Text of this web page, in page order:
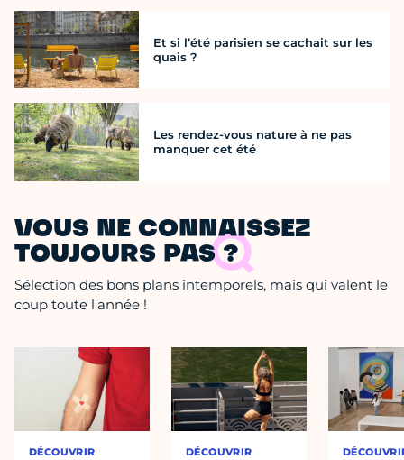
Et si l’été parisien se cachait sur les
quais ?
Les rendez-vous nature à ne pas
manquer cet été
VOUS NE CONNAISSEZ
TOUJOURS PAS ?
Sélection des bons plans intemporels, mais qui valent le
coup toute l'année !
DÉCOUVRIR DÉCOUVRIR